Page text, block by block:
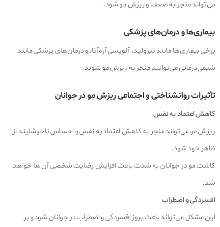
می‌تواند منجر به ضعف و ریزش مو شود.
بیماری‌ها و درمان‌های پزشکی
برخی بیماری‌ها مانند تیروئید، آلوپسی آره‌آتا، و درمان‌های پزشکی مانند
شیمی‌درمانی می‌توانند منجر به ریزش مو شوند.
تأثیرات روانشناختی و اجتماعی ریزش مو در جوانان
کاهش اعتماد به نفس
ریزش مو می‌تواند منجر به کاهش اعتماد به نفس و احساس ناخوشایند از
ظاهر خود شود.
کاشت مو در جوانان به شدت باعث افزایش رضایت شخصی آن ها خواهد
شد.
افسردگی و اضطراب
این مشکل می‌تواند باعث بروز افسردگی و اضطراب در جوانان شود و بر